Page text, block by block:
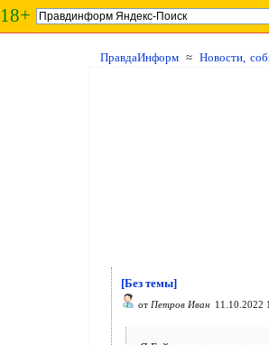
18+
ПравдаИнформ ≈ Новости,
[Без темы]
от Петров Иван 11.10.2022